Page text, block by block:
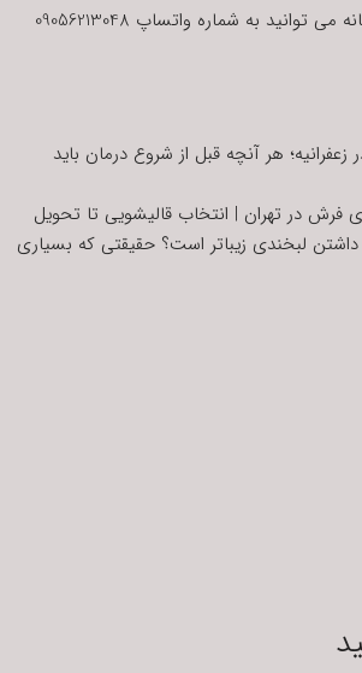
جهت ارتباط با مدیر رسانه می توانید به شماره واتساپ 09056213048
هر آنچه قبل از شروع درمان باید
در تهران | انتخاب قالیشویی تا تحویل
داشتن لبخندی زیباتر است؟ حقیقتی که بسیاری